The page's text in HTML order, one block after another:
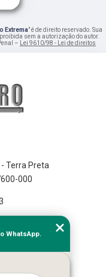
Extrema" é de direito reservado. Sua
sem a autorização do autor.
– Lei 9610/98 - Lei de direitos
- Terra Preta
000
WhatsApp.